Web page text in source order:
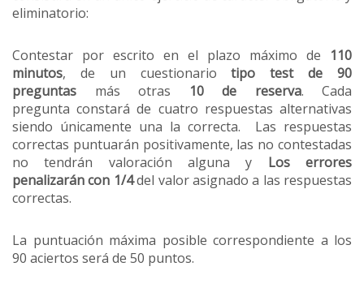
eliminatorio:
Contestar por escrito en el plazo máximo de 110
minutos, de un cuestionariotipo test de 90
preguntas más otras 10 de reserva. Cada
pregunta constará de cuatro respuestas alternativas
siendo únicamente una la correcta. Las respuestas
correctas puntuarán positivamente, las no contestadas
no tendrán valoración alguna y Los errores
penalizarán con 1/4del valor asignado a las respuestas
correctas.
La puntuación máxima posible correspondiente a los
90 aciertos será de 50 puntos.